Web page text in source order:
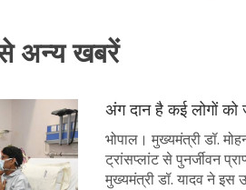
अन्य खबरें
अंग दान है कई लोगों को
भोपाल। मुख्यमंत्री डॉ.
ट्रांसप्लांट से पुनर्जीवन
मुख्यमंत्री डॉ. यादव ने इस